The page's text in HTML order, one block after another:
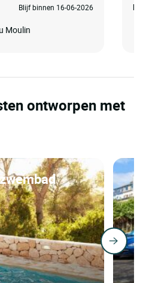
Blijf binnen 16-06-2026
Moulin
ontworpen met